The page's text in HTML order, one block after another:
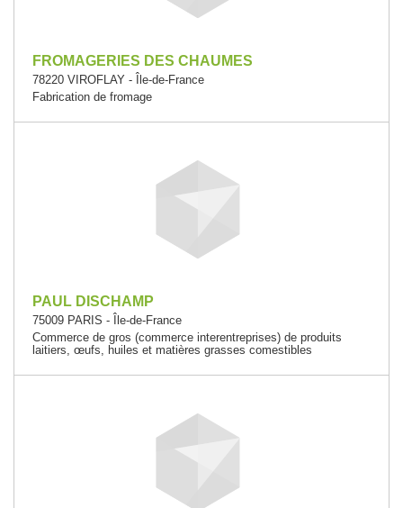
FROMAGERIES DES CHAUMES
78220 VIROFLAY - Île-de-France
Fabrication de fromage
PAUL DISCHAMP
75009 PARIS - Île-de-France
Commerce de gros (commerce interentreprises) de produits
laitiers, œufs, huiles et matières grasses comestibles